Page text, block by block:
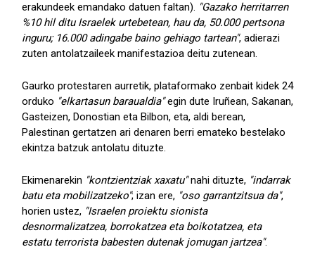
erakundeek emandako datuen faltan). "Gazako herritarren
%10 hil ditu Israelek urtebetean, hau da, 50.000 pertsona
inguru; 16.000 adingabe baino gehiago tartean", adierazi
zuten antolatzaileek manifestazioa deitu zutenean.
Gaurko protestaren aurretik, plataformako zenbait kidek 24
orduko "elkartasun baraualdia"egin dute Iruñean, Sakanan,
Gasteizen, Donostian eta Bilbon, eta, aldi berean,
Palestinan gertatzen ari denaren berri emateko bestelako
ekintza batzuk antolatu dituzte.
Ekimenarekin "kontzientziak xaxatu"nahi dituzte, "indarrak
batu eta mobilizatzeko"; izan ere, "oso garrantzitsua da",
horien ustez, "Israelen proiektu sionista
desnormalizatzea, borrokatzea eta boikotatzea, eta
estatu terrorista babesten dutenak jomugan jartzea".